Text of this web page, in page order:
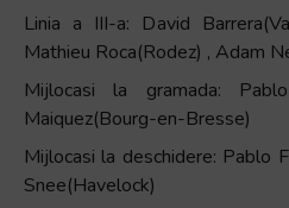
Linia a III-a: David
Mathieu Roca(Rodez) , Adam
Mijlocasi la gramada:
Maiquez(Bourg-en-Bresse)
Mijlocasi la deschidere: Pablo
Snee(Havelock)